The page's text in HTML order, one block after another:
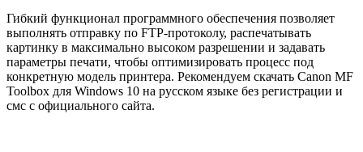
Гибкий функционал программного обеспечения позволяет
выполнять отправку по FTP-протоколу, распечатывать
картинку в максимально высоком разрешении и задавать
параметры печати, чтобы оптимизировать процесс под
конкретную модель принтера. Рекомендуем скачать Canon MF
Toolbox для Windows 10 на русском языке без регистрации и
смс с официального сайта.